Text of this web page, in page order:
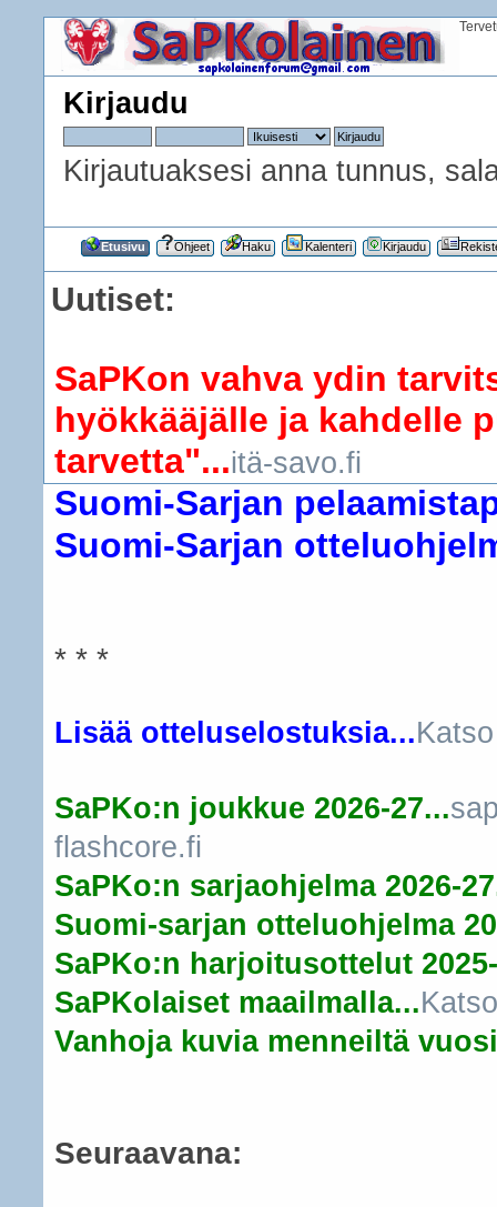
Kirjaudu
Kirjautuaksesi anna tunnus,
Etusivu Ohjeet Haku Kalenteri Kirjaudu
Uutiset:
SaPKon vahva ydin
hyökkääjälle ja kahdelle
tarvetta"...itä-savo.fi
Suomi-Sarjan
Suomi-Sarjan
* * *
Lisää otteluselostuksia...
SaPKo:n joukkue 2026-27...
flashcore.fi
SaPKo:n sarjaohjelma 2026-
Suomi-sarjan otteluohjelma
SaPKo:n harjoitusottelut
SaPKolaiset maailmalla...
Vanhoja kuvia menneiltä
Seuraavana: